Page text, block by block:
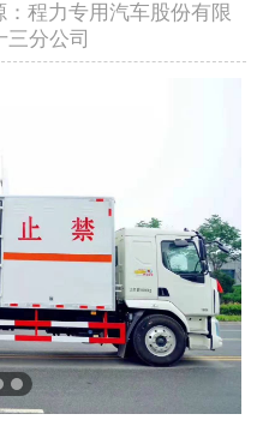
程力专用汽车股份有限
三分公司